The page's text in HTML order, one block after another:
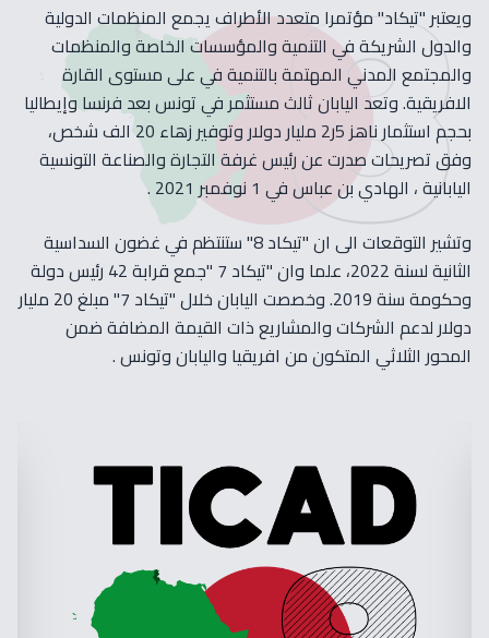
ويعتبر "تيكاد" مؤتمرا متعدد الأطراف يجمع المنظمات الدولية
والدول الشريكة في التنمية والمؤسسات الخاصة والمنظمات
والمجتمع المدني المهتمة بالتنمية في على مستوى القارة
الافريقية. وتعد اليابان ثالث مستثمر في تونس بعد فرنسا وإيطاليا
بحجم استثمار ناهز 5ر2 مليار دولار وتوفير زهاء 20 الف شخص،
وفق تصريحات صدرت عن رئيس غرفة التجارة والصناعة التونسية
اليابانية ، الهادي بن عباس في 1 نوفمبر 2021 .
وتشير التوقعات الى ان "تيكاد 8" ستنتظم في غضون السداسية
الثانية لسنة 2022، علما وان "تيكاد 7 "جمع قرابة 42 رئيس دولة
وحكومة سنة 2019. وخصصت اليابان خلال "تيكاد 7" مبلغ 20 مليار
دولار لدعم الشركات والمشاريع ذات القيمة المضافة ضمن
المحور الثلاثي المتكون من افريقيا واليابان وتونس .